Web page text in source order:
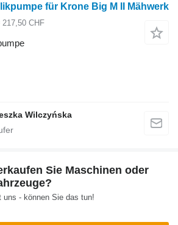
für Krone Big M II Mähwerk
217,50 CHF
Wilczyńska
Sie Maschinen oder
uns - können Sie das tun!